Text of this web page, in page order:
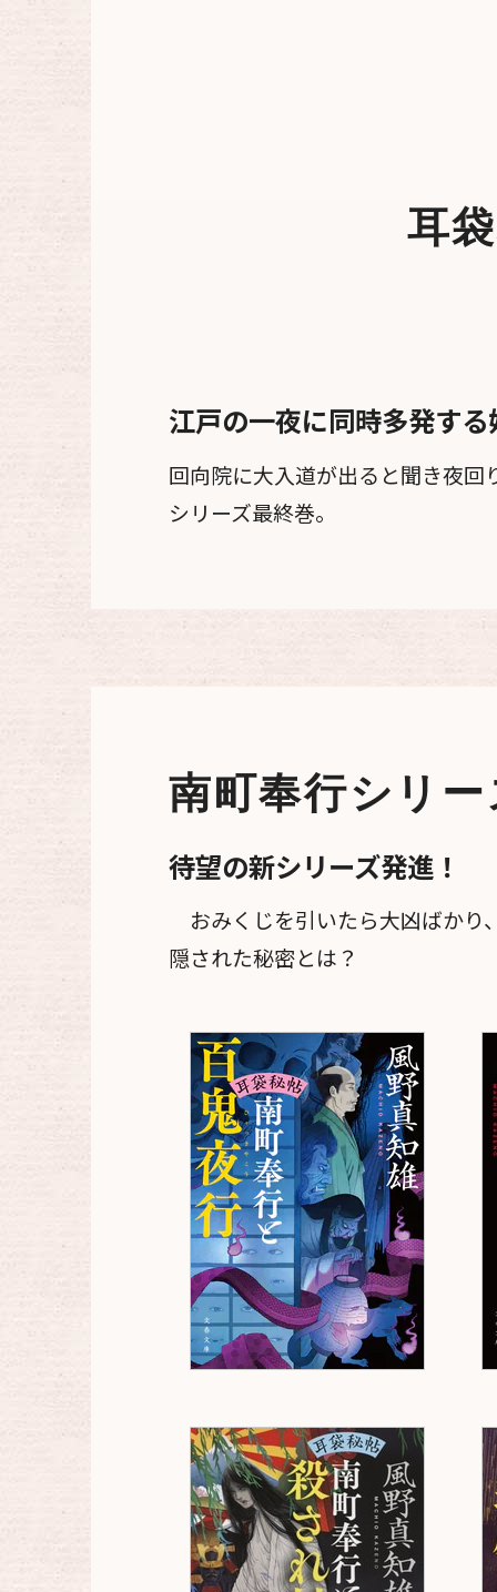
耳
江戸の一夜に同時多発す
回向院に大入道が出ると聞き夜
シリーズ最終巻。
南町奉行シリー
待望の新シリーズ発進！
おみくじを引いたら大凶ばかり
隠された秘密とは？